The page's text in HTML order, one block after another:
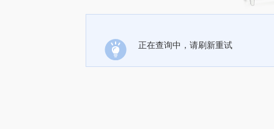
正在查询中，请刷新重试